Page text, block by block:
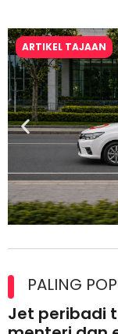
ARTIKEL TAJAAN
lesen separuh
PALING
Jet peribadi